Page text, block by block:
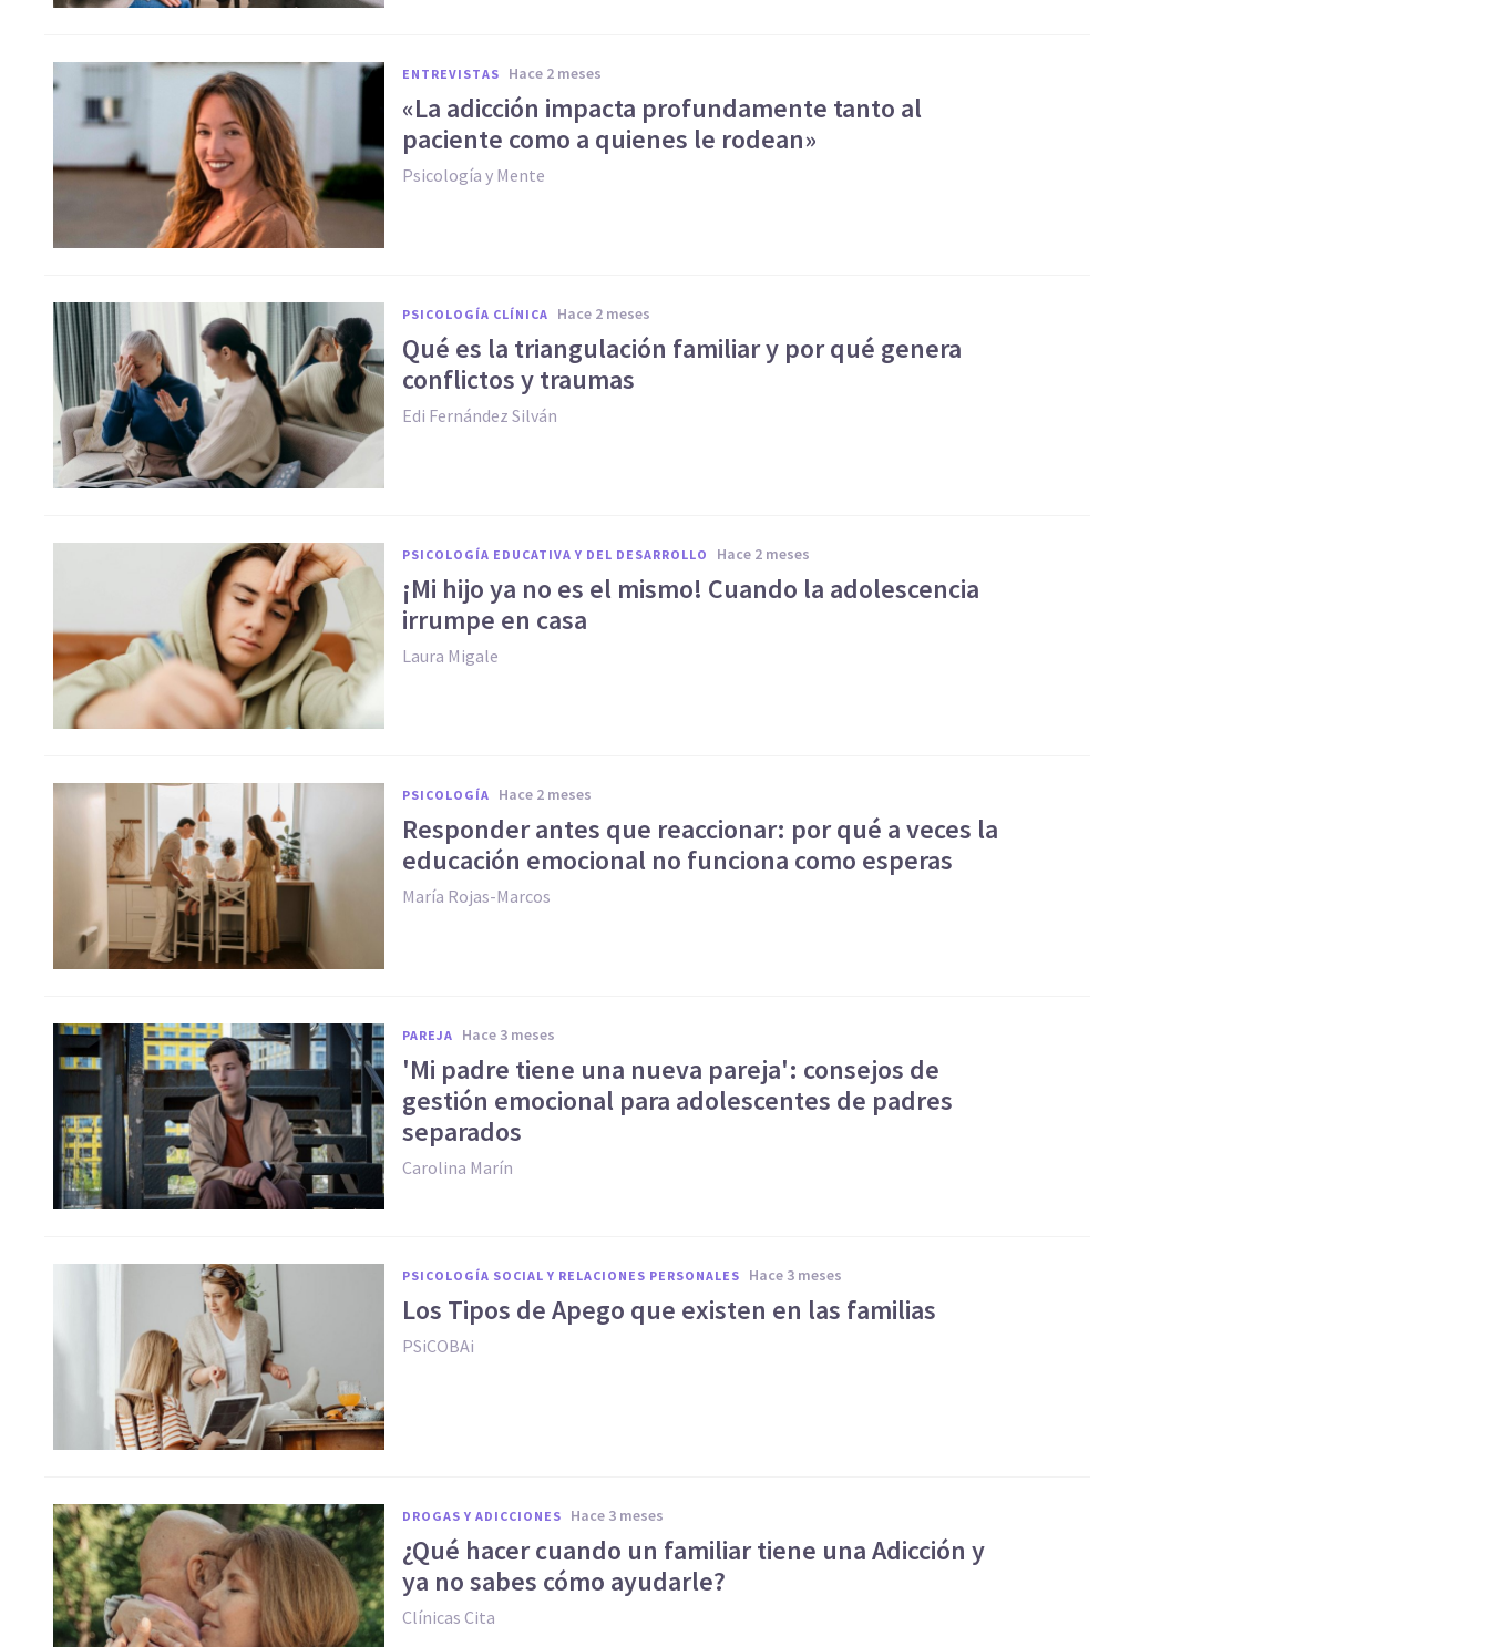
ENTREVISTAS hace 2 meses
«La adicción impacta profundamente tanto al
paciente como a quienes le rodean»
Psicología y Mente
PSICOLOGÍA CLÍNICA hace 2 meses
Qué es la triangulación familiar y por qué genera
conflictos y traumas
Edi Fernández Silván
PSICOLOGÍA EDUCATIVA Y DEL DESARROLLO hace 2 meses
¡Mi hijo ya no es el mismo! Cuando la adolescencia
irrumpe en casa
Laura Migale
PSICOLOGÍA hace 2 meses
Responder antes que reaccionar: por qué a veces la
educación emocional no funciona como esperas
María Rojas-Marcos
PAREJA hace 3 meses
'Mi padre tiene una nueva pareja': consejos de
gestión emocional para adolescentes de padres
separados
Carolina Marín
PSICOLOGÍA SOCIAL Y RELACIONES PERSONALES hace 3 meses
Los Tipos de Apego que existen en las familias
PSiCOBAi
DROGAS Y ADICCIONES hace 3 meses
¿Qué hacer cuando un familiar tiene una Adicción y
ya no sabes cómo ayudarle?
Clínicas Cita